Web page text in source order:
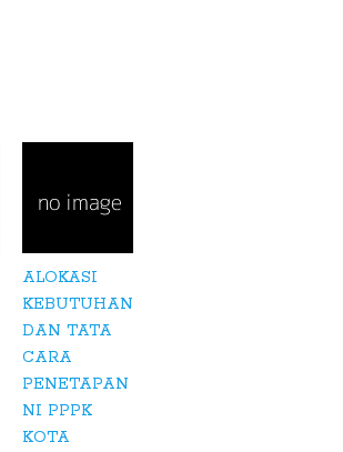
ALOKASI
KEBUTUHAN
DAN TATA
CARA
PENETAPAN
NI PPPK
KOTA